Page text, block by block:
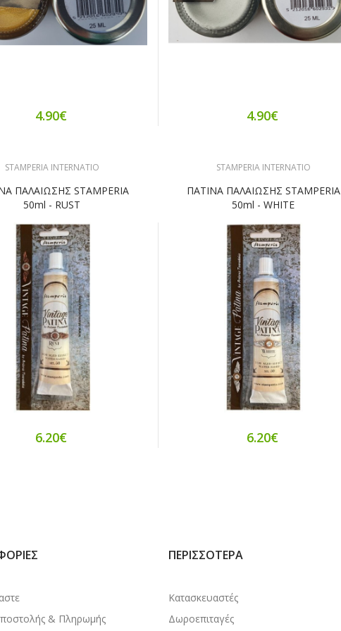
4.90€ 4.90€
STAMPERIA INTERNATIO
ΠΑΛΑΙΩΣΗΣ STAMPERIA
50ml - RUST
6.20€
STAMPERIA INTERNATIO
ΠΑΤΙΝΑ ΠΑΛΑΙΩΣΗΣ STAMPERIA
50ml - WHITE
6.20€
& Πληρωμής
ΠΕΡΙΣΣΌΤΕΡΑ
Κατασκευαστές
Δωροεπιταγές